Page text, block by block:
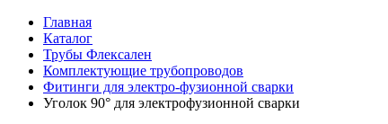
Главная
Каталог
Трубы Флексален
Комплектующие трубопроводов
Фитинги для электро-фузионной сварки
Уголок 90° для электрофузионной сварки